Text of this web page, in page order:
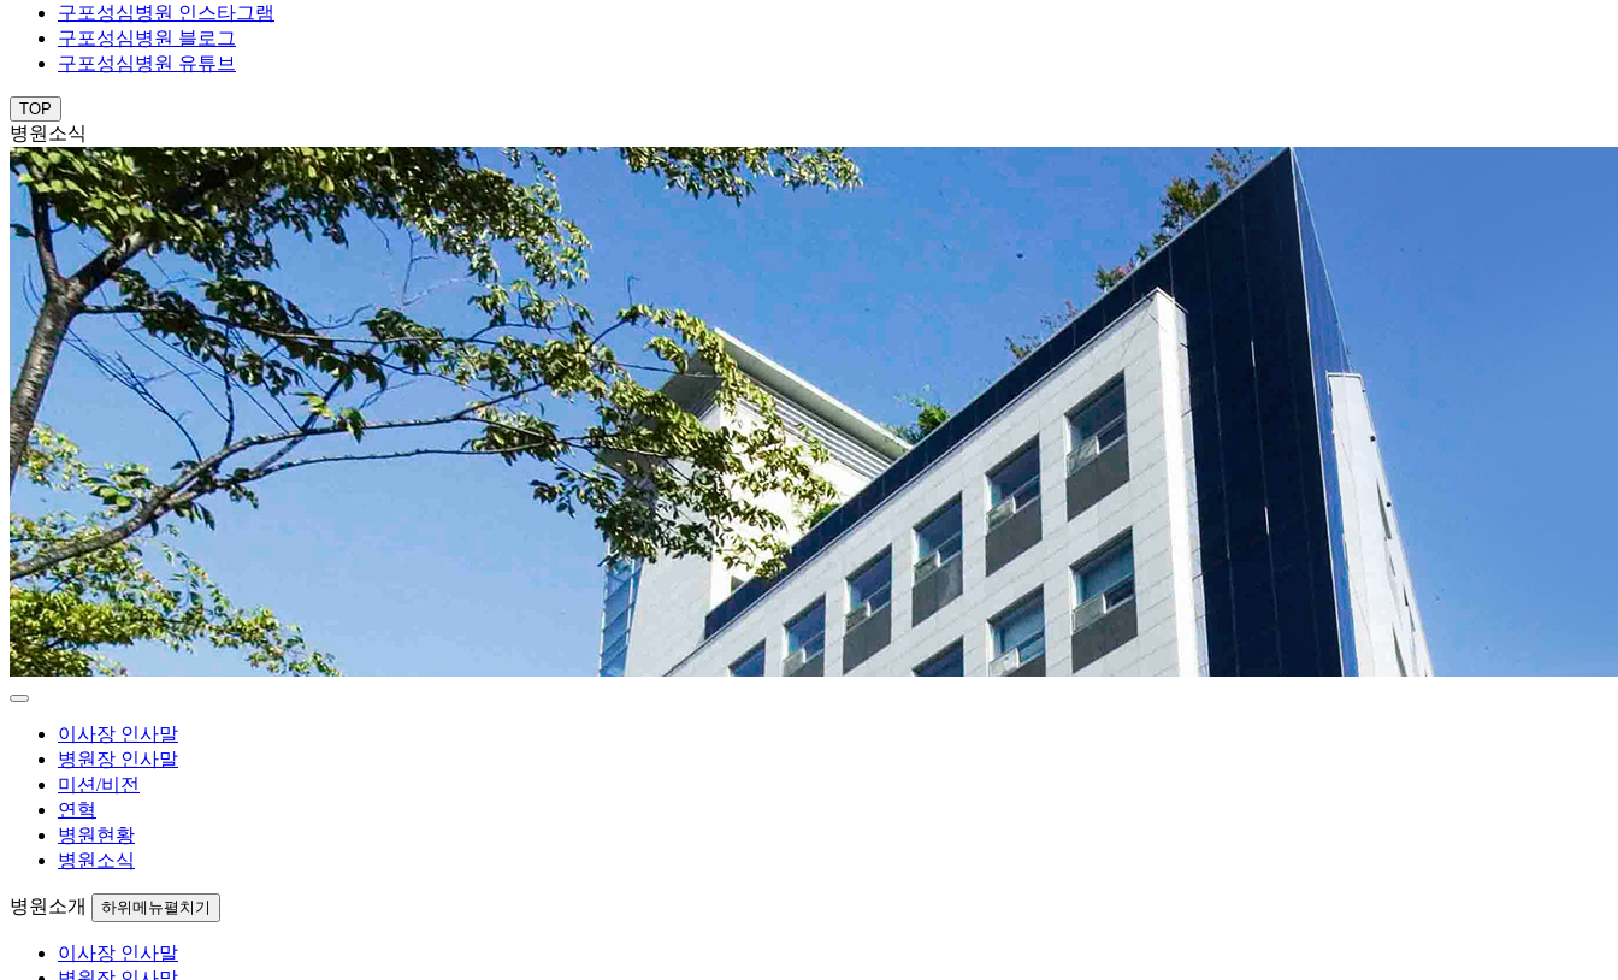
구포성심병원 인스타그램
구포성심병원 블로그
구포성심병원 유튜브
TOP
병원소식
이사장 인사말
병원장 인사말
미션/비전
연혁
병원현황
병원소식
병원소개 하위메뉴펼치기
이사장 인사말